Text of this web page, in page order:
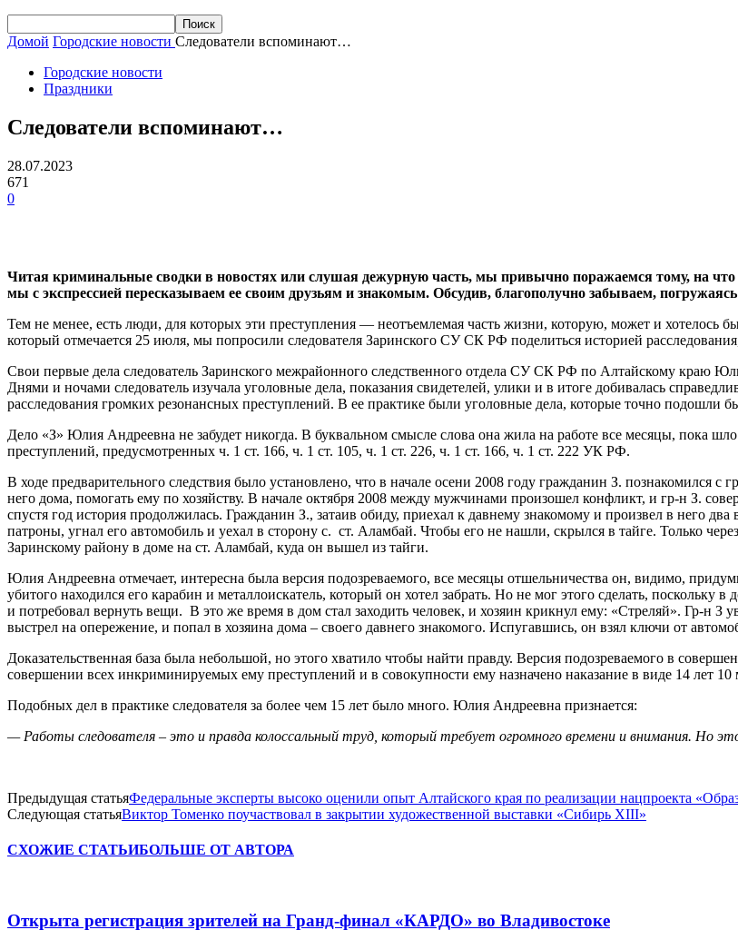
Домой Городские новости Следователи вспоминают…
Городские новости
Праздники
Следователи вспоминают…
28.07.2023
671
0
Читая криминальные сводки в новостях или слушая дежурную часть, мы привычно поражаемся тому, на
мы с экспрессией пересказываем ее своим друзьям и знакомым. Обсудив, благополучно забываем,
Тем не менее, есть люди, для которых эти преступления — неотъемлемая часть жизни, которую, может и хотелось
который отмечается 25 июля, мы попросили следователя Заринского СУ СК РФ поделиться историей
Свои первые дела следователь Заринского межрайонного следственного отдела СУ СК РФ по Алтайскому краю
Днями и ночами следователь изучала уголовные дела, показания свидетелей, улики и в итоге добивалась
расследования громких резонансных преступлений. В ее практике были уголовные дела, которые точно подошли
Дело «З» Юлия Андреевна не забудет никогда. В буквальном смысле слова она жила на работе все месяцы, пока
преступлений, предусмотренных ч. 1 ст. 166, ч. 1 ст. 105, ч. 1 ст. 226, ч. 1 ст. 166, ч. 1 ст. 222 УК РФ.
В ходе предварительного следствия было установлено, что в начале осени 2008 году гражданин З.
него дома, помогать ему по хозяйству. В начале октября 2008 между мужчинами произошел конфликт, и гр-н З.
спустя год история продолжилась. Гражданин З., затаив обиду, приехал к давнему знакомому и произвел в него
патроны, угнал его автомобиль и уехал в сторону с. ст. Аламбай. Чтобы его не нашли, скрылся в тайге. Только
Заринскому району в доме на ст. Аламбай, куда он вышел из тайги.
Юлия Андреевна отмечает, интересна была версия подозреваемого, все месяцы отшельничества он, видимо,
убитого находился его карабин и металлоискатель, который он хотел забрать. Но не мог этого сделать, поскольку
и потребовал вернуть вещи. В это же время в дом стал заходить человек, и хозяин крикнул ему: «Стреляй». Гр-н З
выстрел на опережение, и попал в хозяина дома – своего давнего знакомого. Испугавшись, он взял ключи от
Доказательственная база была небольшой, но этого хватило чтобы найти правду. Версия подозреваемого в
совершении всех инкриминируемых ему преступлений и в совокупности ему назначено наказание в виде 14 лет
Подобных дел в практике следователя за более чем 15 лет было много. Юлия Андреевна признается:
— Работы следователя – это и правда колоссальный труд, который требует огромного времени и внимания. Но
Предыдущая статьяФедеральные эксперты высоко оценили опыт Алтайского края по реализации нацпроекта
Следующая статьяВиктор Томенко поучаствовал в закрытии художественной выставки «Сибирь XIII»
СХОЖИЕ СТАТЬИБОЛЬШЕ ОТ АВТОРА
Открыта регистрация зрителей на Гранд-финал «КАРДО» во Владивостоке